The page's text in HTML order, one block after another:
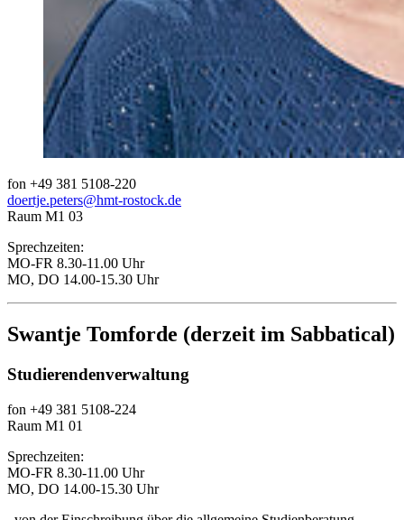
fon +49 381 5108-220
doertje.peters@hmt-rostock.de
Raum M1 03
Sprechzeiten:
MO-FR 8.30-11.00 Uhr
MO, DO 14.00-15.30 Uhr
Swantje Tomforde (derzeit im Sabbatical)
Studierendenverwaltung
fon +49 381 5108-224
Raum M1 01
Sprechzeiten:
MO-FR 8.30-11.00 Uhr
MO, DO 14.00-15.30 Uhr